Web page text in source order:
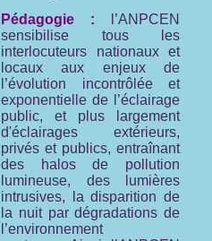
Pédagogie :
l’ANPCEN
sensibilise tous les
interlocuteurs nationaux et
locaux aux enjeux de
l’évolution incontrôlée et
exponentielle de l’éclairage
public, et plus largement
d'éclairages extérieurs,
privés et publics, entraînant
des halos de pollution
lumineuse, des lumières
intrusives, la disparition de
la nuit par dégradations de
l’environnement